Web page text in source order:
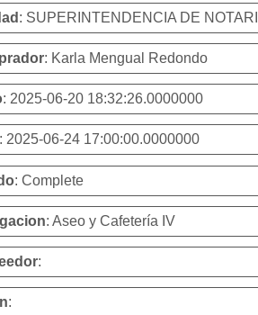
: SUPERINTENDENCIA DE
: Karla Mengual Redondo
: 2025-06-20 18:32:26.0000000
: 2025-06-24 17:00:00.0000000
: Complete
: Aseo y Cafetería IV
:
: